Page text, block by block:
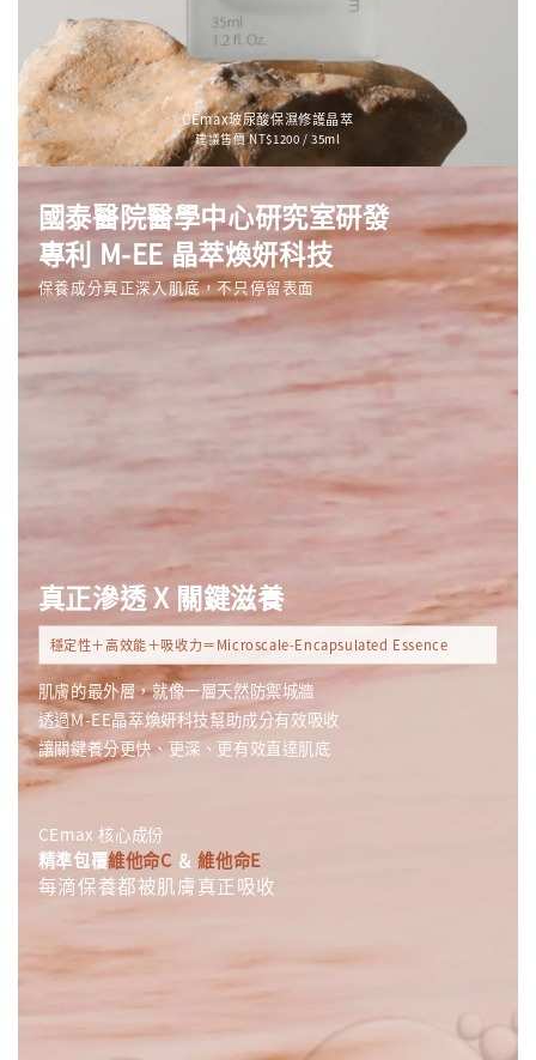
CEmax玻尿酸保濕修護晶萃
建議售價 NT$1200 / 35ml
國泰醫院醫學中心研究室研發
專利 M-EE 晶萃煥妍科技
保養成分真正深入肌底，不只停留表面
真正滲透 X 關鍵滋養
穩定性＋高效能＋吸收力＝Microscale-Encapsulated Essence
肌膚的最外層，就像一層天然防禦城牆
透過M-EE晶萃煥妍科技幫助成分有效吸收
讓關鍵養分更快、更深、更有效直達肌底
CEmax 核心成份
精準包覆維他命C ＆維他命E
每滴保養都被肌膚真正吸收